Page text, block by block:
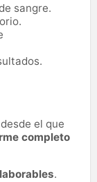
sangre.
el que
completo
.